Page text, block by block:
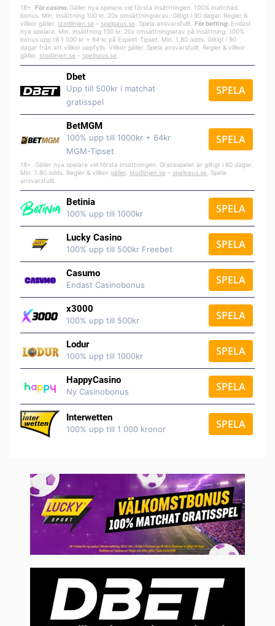
18+. För casino: Gäller nya spelare vid första insättningen. 100% matchad
bonus. Min. insättning 100 kr. 20x omsättningskrav. Giltigt i 90 dagar. Regler &
villkor gäller. stodlinjen.se – spelpaus.se . Spela ansvarsfullt. För betting: Endast
nya spelare. Min. insättning 100 kr. 20x omsättningskrav på insättning. 100%
bonus upp till 1 500 kr + 64 kr på Expekt-Tipset. Min. 1,80 odds. Giltigt i 90
dagar från att villkor uppfylls. Villkor gäller. Spela ansvarsfullt. Regler & villkor
gäller. stodlinjen.se – spelpaus.se
Dbet
Upp till 500kr i matchat
gratisspel
SPELA
BetMGM
100% upp till 1000kr + 64kr
MGM-Tipset
SPELA
18+. Gäller nya spelare vid första insättningen. Gratisspelet är giltigt i 60 dagar.
Min. 1.80 odds. Regler & villkor gäller stodlinjen.se – spelpaus.se . Spela
ansvarsfullt.
Betinia
100% upp till 1000kr SPELA
Lucky Casino
100% upp till 500kr Freebet SPELA
Casumo
Endast Casinobonus SPELA
x3000
100% upp till 500kr SPELA
Lodur
100% upp till 1000kr SPELA
HappyCasino
Ny Casinobonus SPELA
Interwetten
100% upp till 1 000 kronor SPELA